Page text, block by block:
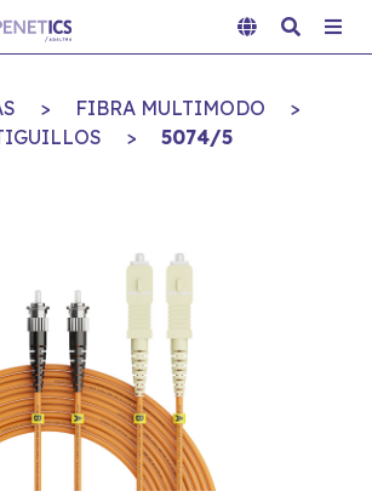
> FIBRA MULTIMODO
>
> 5074/5